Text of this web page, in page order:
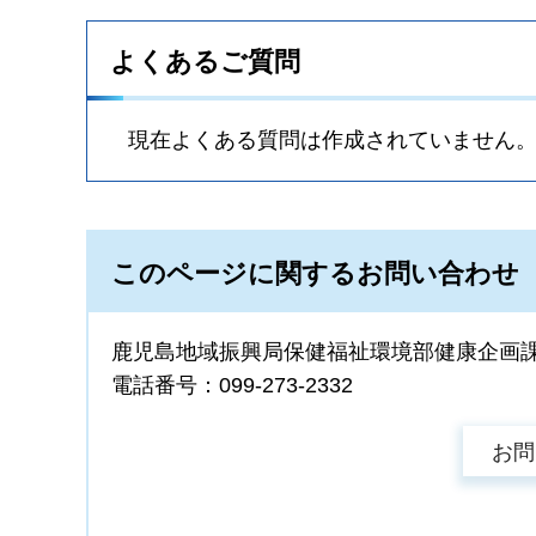
よくあるご質問
現在よくある質問は作成されていません。
このページに関するお問い合わせ
鹿児島地域振興局保健福祉環境部健康企画
電話番号：099-273-2332